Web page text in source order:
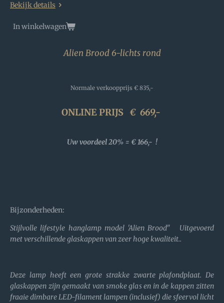
Bekijk details
In winkelwagen
Alien Brood 6-lichts rond
Normale verkoopprijs € 835,-
ONLINE PRIJS € 669,-
Uw voordeel 20% = € 166,- !
Bijzonderheden:
Stijlvolle lifestyle hanglamp model 'Alien Brood" Uitgevoerd
met verschillende glaskappen van zeer hoge kwaliteit..
Deze lamp heeft een grote strakke zwarte plafondplaat. De
glaskappen zijn gemaakt van smoke glas en in de kappen zitten
fraaie dimbare LED-filament lampen (inclusief) die sfeervol licht